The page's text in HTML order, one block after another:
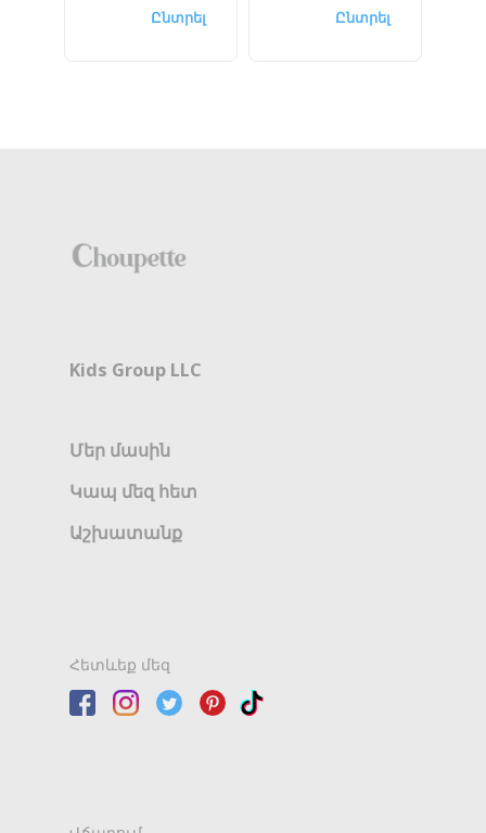
Ընտրել Ընտրել
Kids Group LLC
Մեր մասին
Կապ մեզ հետ
Աշխատանք
Հետևեք մեզ